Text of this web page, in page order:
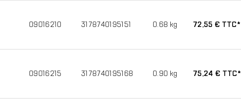
09016210 3178740195151 0.68 kg 72,55 € TTC*
09016215 3178740195168 0.90 kg 75,24 € TTC*